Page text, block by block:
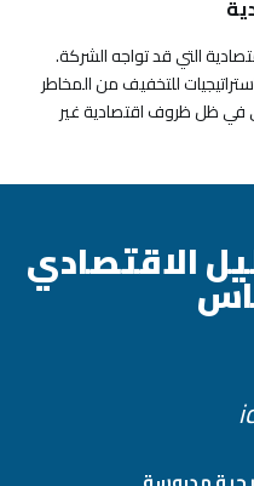
التي قد تواجه الشركة.
للتخفيف من المخاطر
في ظل ظروف اقتصادية غير
الاقتصادي